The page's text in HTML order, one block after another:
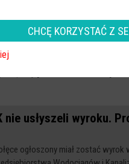
usłyszeć już w
nie usłyszeli wyroku.
ogłoszony miał zostać wyrok
CHCĘ KORZYSTAĆ Z